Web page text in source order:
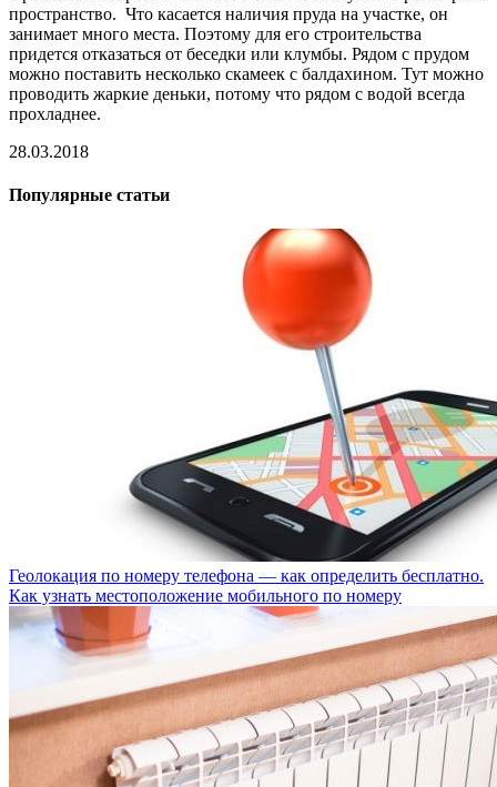
пространство. Что касается наличия пруда на участке, он
занимает много места. Поэтому для его строительства
придется отказаться от беседки или клумбы. Рядом с прудом
можно поставить несколько скамеек с балдахином. Тут можно
проводить жаркие деньки, потому что рядом с водой всегда
прохладнее.
28.03.2018
Популярные статьи
Геолокация по номеру телефона — как определить бесплатно.
Как узнать местоположение мобильного по номеру